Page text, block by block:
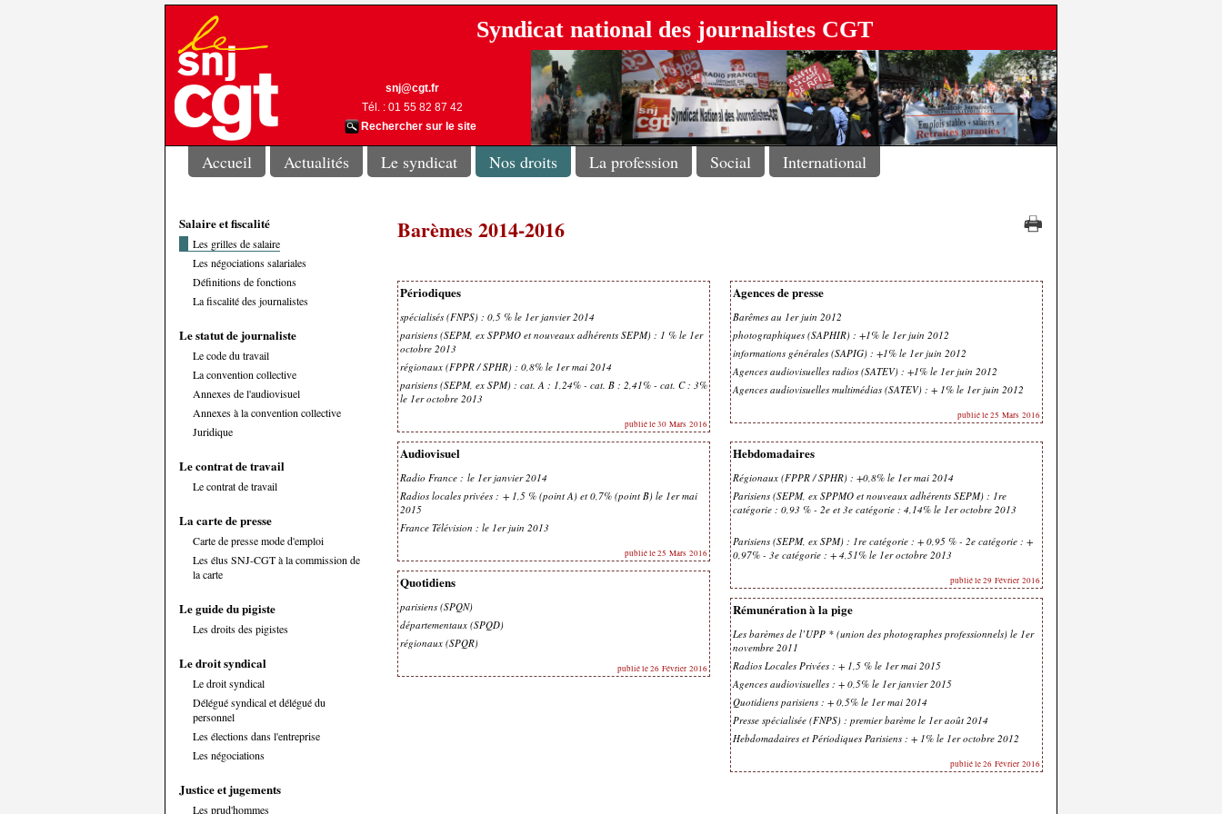
Syndicat national des journalistes CGT
snj@cgt.fr
Tél. : 01 55 82 87 42
Rechercher sur le site
Accueil Actualités Le syndicat Nos droits La profession Social International
Salaire et fiscalité
Les grilles de salaire
Les négociations salariales
Définitions de fonctions
La fiscalité des journalistes
Le statut de journaliste
Le code du travail
La convention collective
Annexes de l'audiovisuel
Annexes à la convention collective
Juridique
Le contrat de travail
Le contrat de travail
La carte de presse
Carte de presse mode d'emploi
Les élus SNJ-CGT à la commission de
la carte
Le guide du pigiste
Les droits des pigistes
Le droit syndical
Le droit syndical
Délégué syndical et délégué du
personnel
Les élections dans l'entreprise
Les négociations
Justice et jugements
Les prud'hommes
Barèmes 2014-2016
Périodiques
spécialisés (FNPS) : 0,5 % le 1er janvier 2014
parisiens (SEPM, ex SPPMO et nouveaux adhérents SEPM) : 1 % le 1er
octobre 2013
régionaux (FPPR / SPHR) : 0,8% le 1er mai 2014
parisiens (SEPM, ex SPM) : cat. A : 1,24% - cat. B : 2,41% - cat. C : 3%
le 1er octobre 2013
publié le 30 Mars 2016
Agences de presse
Barêmes au 1er juin 2012
photographiques (SAPHIR) : +1% le 1er juin 2012
informations générales (SAPIG) : +1% le 1er juin 2012
Agences audiovisuelles radios (SATEV) : +1% le 1er juin 2012
Agences audiovisuelles multimédias (SATEV) : + 1% le 1er juin 2012
publié le 25 Mars 2016
Audiovisuel
Radio France : le 1er janvier 2014
Radios locales privées : + 1,5 % (point A) et 0,7% (point B) le 1er mai
2015
France Télévision : le 1er juin 2013
publié le 25 Mars 2016
Hebdomadaires
Régionaux (FPPR / SPHR) : +0,8% le 1er mai 2014
Parisiens (SEPM, ex SPPMO et nouveaux adhérents SEPM) : 1re
catégorie : 0,93 % - 2e et 3e catégorie : 4,14% le 1er octobre 2013
Parisiens (SEPM, ex SPM) : 1re catégorie : + 0,95 % - 2e catégorie : +
0,97% - 3e catégorie : + 4,51% le 1er octobre 2013
publié le 29 Février 2016
Quotidiens
parisiens (SPQN)
départementaux (SPQD)
régionaux (SPQR)
publié le 26 Février 2016
Rémunération à la pige
Les barèmes de l’UPP * (union des photographes professionnels) le 1er
novembre 2011
Radios Locales Privées : + 1,5 % le 1er mai 2015
Agences audiovisuelles : + 0,5% le 1er janvier 2015
Quotidiens parisiens : + 0,5% le 1er mai 2014
Presse spécialisée (FNPS) : premier barème le 1er août 2014
Hebdomadaires et Périodiques Parisiens : + 1% le 1er octobre 2012
publié le 26 Février 2016